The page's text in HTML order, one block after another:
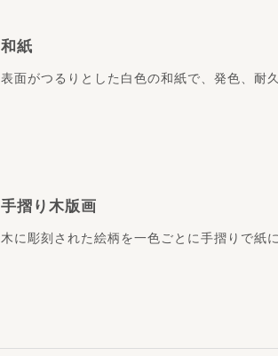
手摺り木版画
木に彫刻された絵柄を一色ごとに手摺りで紙
和紙
表面がつるりとした白色の和紙で、発色、耐